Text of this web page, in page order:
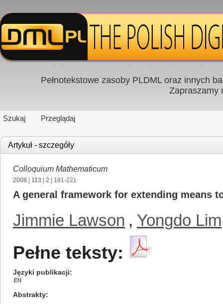
Pełnotekstowe zasoby PLDML oraz innych
Zapraszamy
Szukaj Przeglądaj
Artykuł - szczegóły
Colloquium Mathematicum
2008 113 2 | 191-221
A general framework for extending means
Jimmie Lawson , Yongdo Lim
Pełne teksty:
Języki publikacji
EN
Abstrakty